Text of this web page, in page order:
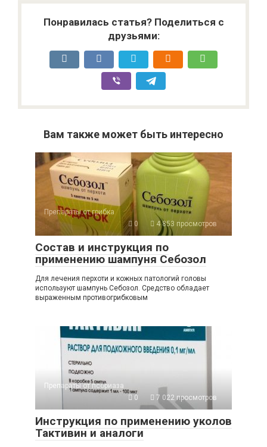
Понравилась статья? Поделиться с
друзьями:
Вам также может быть интересно
Препараты от грибка
0
4 853 просмотров
Состав и инструкция по
применению шампуня Себозол
Для лечения перхоти и кожных патологий головы
используют шампунь Себозол. Средство обладает
выраженным противогрибковым
Препараты от псориаза
0
7 022 просмотров
Инструкция по применению уколов
Тактивин и аналоги